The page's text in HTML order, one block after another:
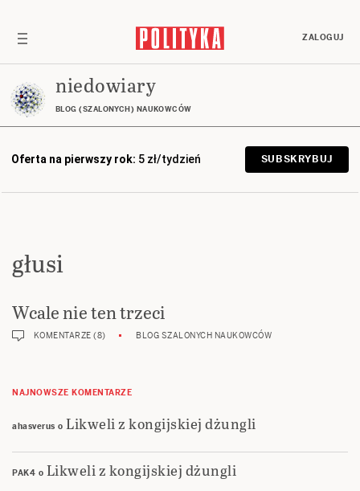
ZALOGUJ
niedowiary
BLOG (SZALONYCH) NAUKOWCÓW
Oferta na pierwszy rok: 5 zł/tydzień SUBSKRYBUJ
głusi
Wcale nie ten trzeci
KOMENTARZE (8) BLOG SZALONYCH NAUKOWCÓW
NAJNOWSZE KOMENTARZE
ahasverus o Likweli z kongijskiej dżungli
PAK4 o Likweli z kongijskiej dżungli